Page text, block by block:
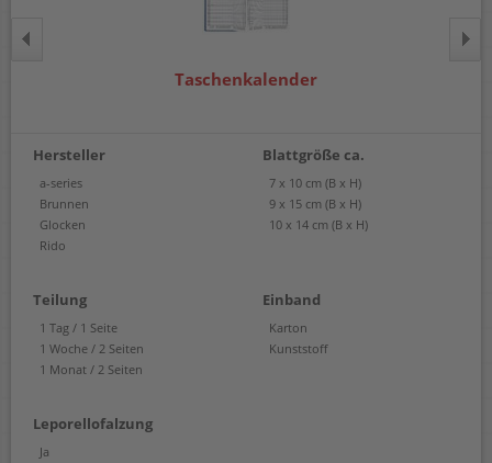
Taschenkalender
Hersteller
a-series
Brunnen
Glocken
Rido
Blattgröße ca.
7 x 10 cm (B x H)
9 x 15 cm (B x H)
10 x 14 cm (B x H)
Teilung
1 Tag / 1 Seite
1 Woche / 2 Seiten
1 Monat / 2 Seiten
Einband
Karton
Kunststoff
Leporellofalzung
Ja